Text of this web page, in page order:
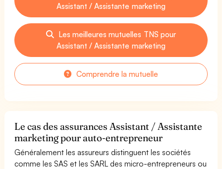
Assistant / Assistante marketing
Les meilleures mutuelles TNS pour
Assistant / Assistante marketing
Comprendre la mutuelle
Le cas des assurances Assistant / Assistante
marketing pour auto-entrepreneur
Généralement les assureurs distinguent les sociétés
comme les SAS et les SARL des micro-entrepreneurs ou